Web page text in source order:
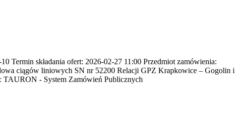
składania ofert: 2026-02-27 11:00 Przedmiot zamówienia:
ciągów liniowych SN nr 52200 Relacji GPZ Krapkowice – Gogolin i
- System Zamówień Publicznych